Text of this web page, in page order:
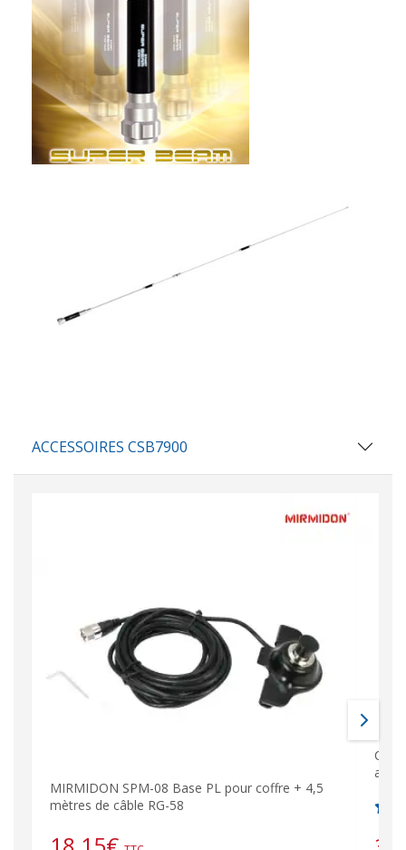
ACCESSOIRES CSB7900
MIRMIDON SPM-08 Base PL pour coffre + 4,5
mètres de câble RG-58